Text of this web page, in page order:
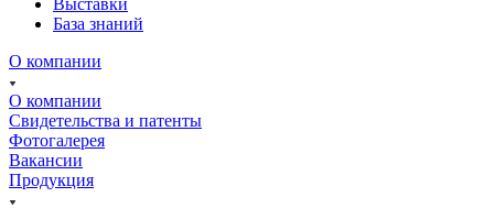
База знаний
О компании
О компании
Свидетельства и патенты
Фотогалерея
Вакансии
Продукция